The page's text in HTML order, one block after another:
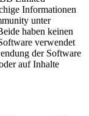
Informationen
unter
haben keinen
verwendet
der Software
auf Inhalte